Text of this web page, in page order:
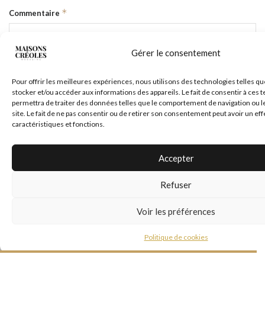
Gérer le consentement
Pour offrir les meilleures expériences, nous utilisons des technologies telles
stocker et/ou accéder aux informations des appareils. Le fait de consentir à ces
permettra de traiter des données telles que le comportement de navigation ou
site. Le fait de ne pas consentir ou de retirer son consentement peut avoir un
caractéristiques et fonctions.
Accepter
Refuser
Voir les préférences
Politique de cookies
Commentaire *